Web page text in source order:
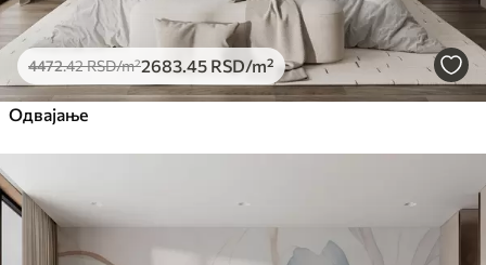
Peel and Stick
8166.674900.00RSD/m²
4472.42RSD/m²2683 .45 RSD/m²
Одвајање